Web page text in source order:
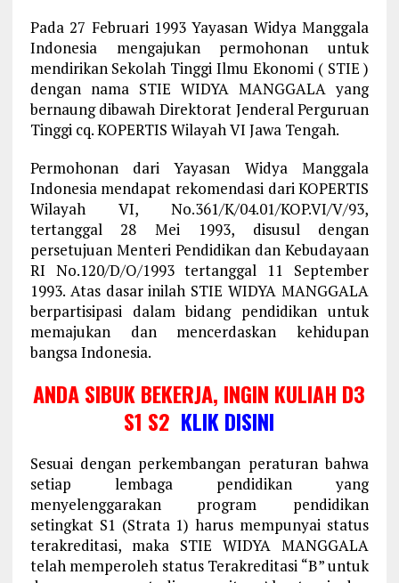
Pada 27 Februari 1993 Yayasan Widya Manggala
Indonesia mengajukan permohonan untuk
mendirikan Sekolah Tinggi Ilmu Ekonomi ( STIE )
dengan nama STIE WIDYA MANGGALA yang
bernaung dibawah Direktorat Jenderal Perguruan
Tinggi cq. KOPERTIS Wilayah VI Jawa Tengah.
Permohonan dari Yayasan Widya Manggala
Indonesia mendapat rekomendasi dari KOPERTIS
Wilayah VI, No.361/K/04.01/KOP.VI/V/93,
tertanggal 28 Mei 1993, disusul dengan
persetujuan Menteri Pendidikan dan Kebudayaan
RI No.120/D/O/1993 tertanggal 11 September
1993. Atas dasar inilah STIE WIDYA MANGGALA
berpartisipasi dalam bidang pendidikan untuk
memajukan dan mencerdaskan kehidupan
bangsa Indonesia.
ANDA SIBUK BEKERJA, INGIN KULIAH D3
S1 S2 KLIK DISINI
Sesuai dengan perkembangan peraturan bahwa
setiap lembaga pendidikan yang
menyelenggarakan program pendidikan
setingkat S1 (Strata 1) harus mempunyai status
terakreditasi, maka STIE WIDYA MANGGALA
telah memperoleh status Terakreditasi “B” untuk